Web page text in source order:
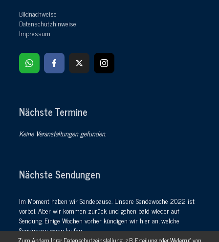
Bildnachweise
Datenschutzhinweise
Impressum
Nächste Termine
Keine Veranstaltungen gefunden.
Nächste Sendungen
Im Moment haben wir Sendepause. Unsere Sendewoche 2022 ist
vorbei. Aber wir kommen zurück und gehen bald wieder auf
Sendung. Einige Wochen vorher kündigen wir hier an, welche
Sendungen wann laufen.